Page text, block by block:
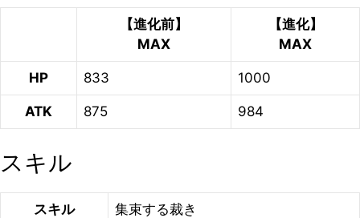
【進化前】
MAX
【進化】
MAX
HP 833 1000
ATK 875 984
スキル
スキル 集束する裁き